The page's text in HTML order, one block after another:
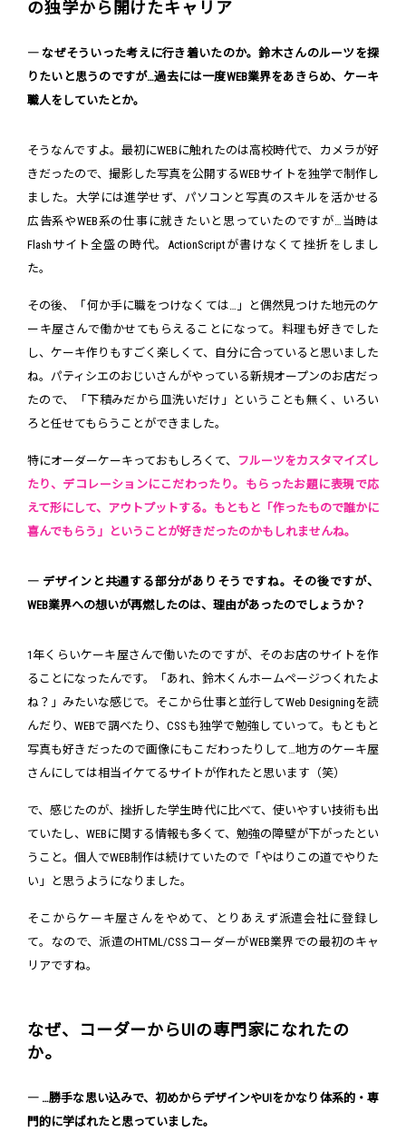
の独学から開けたキャリア
― なぜそういった考えに行き着いたのか。鈴木さんのルーツを探
りたいと思うのですが…過去には一度WEB業界をあきらめ、ケーキ
職人をしていたとか。
そうなんですよ。最初にWEBに触れたのは高校時代で、カメラが好
きだったので、撮影した写真を公開するWEBサイトを独学で制作し
ました。大学には進学せず、パソコンと写真のスキルを活かせる
広告系やWEB系の仕事に就きたいと思っていたのですが…当時は
Flashサイト全盛の時代。ActionScriptが書けなくて挫折をしまし
た。
その後、「何か手に職をつけなくては…」と偶然見つけた地元のケ
ーキ屋さんで働かせてもらえることになって。料理も好きでした
し、ケーキ作りもすごく楽しくて、自分に合っていると思いました
ね。パティシエのおじいさんがやっている新規オープンのお店だっ
たので、「下積みだから皿洗いだけ」ということも無く、いろい
ろと任せてもらうことができました。
特にオーダーケーキっておもしろくて、 フルーツをカスタマイズし
たり、デコレーションにこだわったり。もらったお題に表現で応
えて形にして、アウトプットする。もともと「作ったもので誰かに
喜んでもらう」ということが好きだったのかもしれませんね。
― デザインと共通する部分がありそうですね。その後ですが、
WEB業界への想いが再燃したのは、理由があったのでしょうか？
1年くらいケーキ屋さんで働いたのですが、そのお店のサイトを作
ることになったんです。「あれ、鈴木くんホームページつくれたよ
ね？」みたいな感じで。そこから仕事と並行してWeb Designingを読
んだり、WEBで調べたり、CSSも独学で勉強していって。もともと
写真も好きだったので画像にもこだわったりして…地方のケーキ屋
さんにしては相当イケてるサイトが作れたと思います（笑）
で、感じたのが、挫折した学生時代に比べて、使いやすい技術も出
ていたし、WEBに関する情報も多くて、勉強の障壁が下がったとい
うこと。個人でWEB制作は続けていたので「やはりこの道でやりた
い」と思うようになりました。
そこからケーキ屋さんをやめて、とりあえず派遣会社に登録し
て。なので、派遣のHTML/CSSコーダーがWEB業界での最初のキャ
リアですね。
なぜ、コーダーからUIの専門家になれたの
か。
― …勝手な思い込みで、初めからデザインやUIをかなり体系的・専
門的に学ばれたと思っていました。